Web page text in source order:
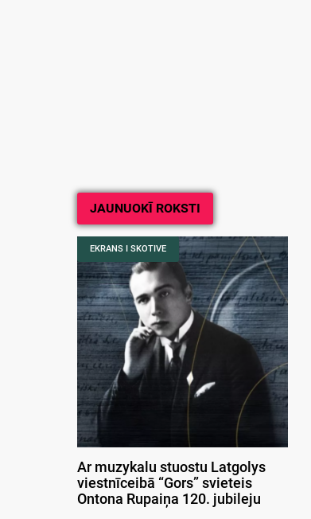
JAUNUOKĪ ROKSTI
EKRANS I SKOTIVE
Ar muzykalu stuostu Latgolys
viestnīceibā “Gors” svieteis
Ontona Rupaiņa 120. jubileju